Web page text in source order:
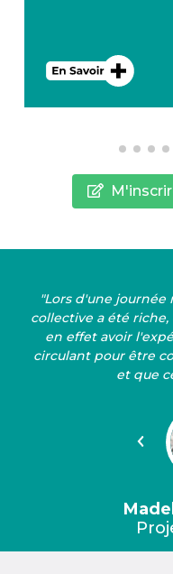
"Lors d'une
collective a été
en effet avoir
circulant pour être
et que